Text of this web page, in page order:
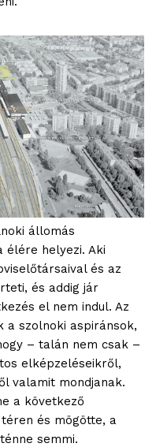
állomás
élére helyezi. Aki
és az
és addig jár
el nem indul. Az
a szolnoki aspiránsok,
– talán nem csak –
elképzeléseikről,
valamit mondjanak.
a következő
és mögötte, a
semmi.